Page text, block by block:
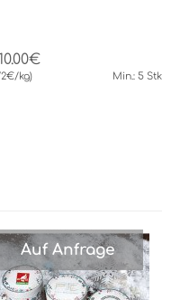
kg) Min.: 5 Stk
Auf Anfrage